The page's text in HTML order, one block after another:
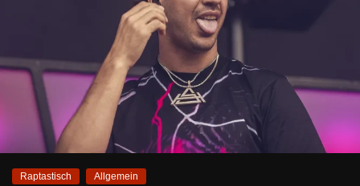
Raptastisch Allgemein